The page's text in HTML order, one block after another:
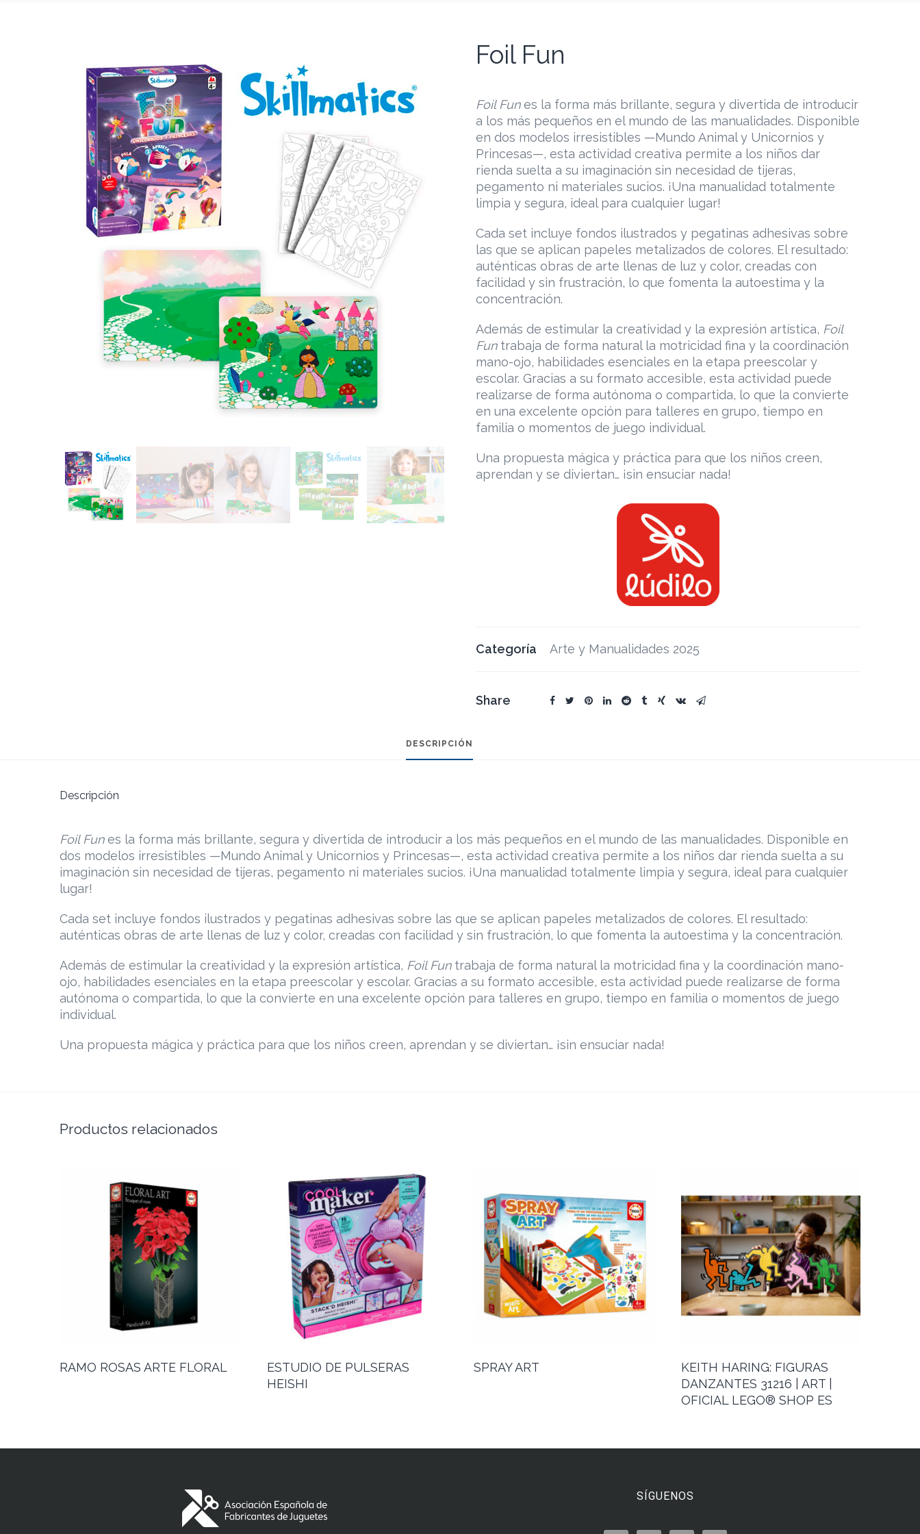
Foil Fun
Foil Funes la forma más brillante, segura y divertida de introducir
a los más pequeños en el mundo de las manualidades. Disponible
en dos modelos irresistibles —Mundo Animal y Unicornios y
Princesas—, esta actividad creativa permite a los niños dar
rienda suelta a su imaginación sin necesidad de tijeras,
pegamento ni materiales sucios. ¡Una manualidad totalmente
limpia y segura, ideal para cualquier lugar!
Cada set incluye fondos ilustrados y pegatinas adhesivas sobre
las que se aplican papeles metalizados de colores. El resultado:
auténticas obras de arte llenas de luz y color, creadas con
facilidad y sin frustración, lo que fomenta la autoestima y la
concentración.
Además de estimular la creatividad y la expresión artística, Foil
Funtrabaja de forma natural la motricidad fina y la coordinación
mano-ojo, habilidades esenciales en la etapa preescolar y
escolar. Gracias a su formato accesible, esta actividad puede
realizarse de forma autónoma o compartida, lo que la convierte
en una excelente opción para talleres en grupo, tiempo en
familia o momentos de juego individual.
Una propuesta mágica y práctica para que los niños creen,
aprendan y se diviertan… ¡sin ensuciar nada!
Categoría Arte y Manualidades 2025
Share
DESCRIPCIÓN
Descripción
Foil Funes la forma más brillante, segura y divertida de introducir a los más pequeños en el mundo de las manualidades. Disponible en
dos modelos irresistibles —Mundo Animal y Unicornios y Princesas—, esta actividad creativa permite a los niños dar rienda suelta a su
imaginación sin necesidad de tijeras, pegamento ni materiales sucios. ¡Una manualidad totalmente limpia y segura, ideal para cualquier
lugar!
Cada set incluye fondos ilustrados y pegatinas adhesivas sobre las que se aplican papeles metalizados de colores. El resultado:
auténticas obras de arte llenas de luz y color, creadas con facilidad y sin frustración, lo que fomenta la autoestima y la concentración.
Además de estimular la creatividad y la expresión artística, Foil Funtrabaja de forma natural la motricidad fina y la coordinación mano-
ojo, habilidades esenciales en la etapa preescolar y escolar. Gracias a su formato accesible, esta actividad puede realizarse de forma
autónoma o compartida, lo que la convierte en una excelente opción para talleres en grupo, tiempo en familia o momentos de juego
individual.
Una propuesta mágica y práctica para que los niños creen, aprendan y se diviertan… ¡sin ensuciar nada!
Productos relacionados
RAMO ROSAS ARTE FLORAL
ESTUDIO DE PULSERAS
HEISHI
SPRAY ART
KEITH HARING: FIGURAS
DANZANTES 31216 | ART |
OFICIAL LEGO® SHOP ES
SÍGUENOS